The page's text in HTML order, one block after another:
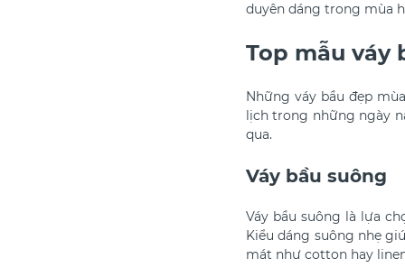
duyên dáng trong mùa
Top mẫu váy
Những váy bầu đẹp
lịch trong những ngày
qua.
Váy bầu suông
Váy bầu suông là lựa
Kiểu dáng suông nhẹ
mát như cotton hay